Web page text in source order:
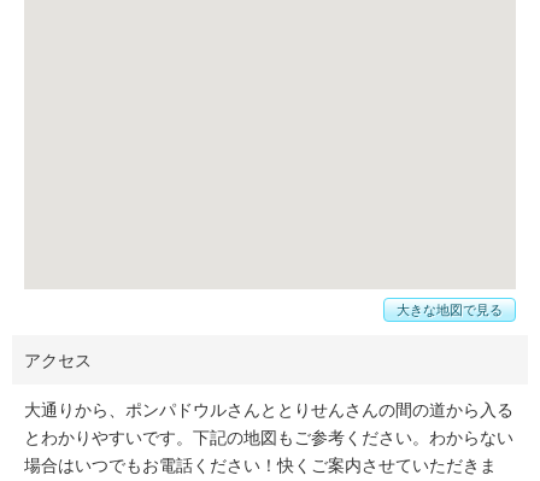
大きな地図で見る
アクセス
大通りから、ポンパドウルさんととりせんさんの間の道から入る
とわかりやすいです。下記の地図もご参考ください。わからない
場合はいつでもお電話ください！快くご案内させていただきま